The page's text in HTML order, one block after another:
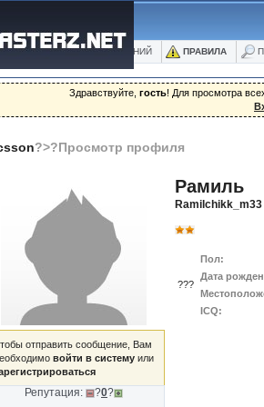
ФОТО БАЗА ЗНАНИЙ ПРАВИЛА
Здравствуйте, гость! Для просмотра
?>?Просмотр профиля
отправить сообщение, Вам
войти в систему или
Репутация: ?0?
Рамиль
Ramilchikk_m33
???
Пол:
Дата
ICQ: